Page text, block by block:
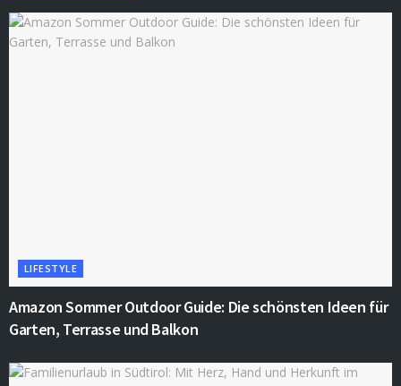
LIFESTYLE
Amazon Sommer Outdoor Guide: Die schönsten Ideen für
Garten, Terrasse und Balkon